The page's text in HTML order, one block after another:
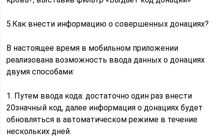
5.Как внести информацию о совершенных донациях?
В настоящее время в мобильном приложении
реализована возможность ввода данных о донациях
двумя способами:
1. Путем ввода кода: достаточно один раз внести
20значный код, далее информация о донациях будет
обновляться в автоматическом режиме в течение
нескольких дней.